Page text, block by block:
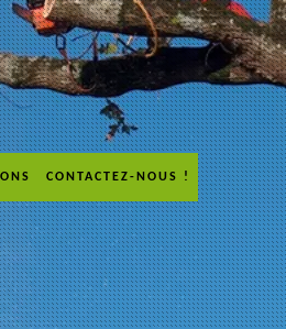
CONTACTEZ-NOUS !